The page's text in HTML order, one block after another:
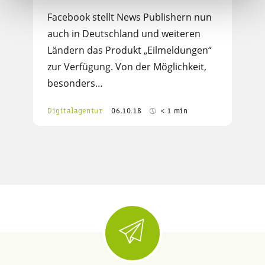
Facebook stellt News Publishern nun
auch in Deutschland und weiteren
Ländern das Produkt „Eilmeldungen“
zur Verfügung. Von der Möglichkeit,
besonders…
Digitalagentur 06.10.18 < 1 min